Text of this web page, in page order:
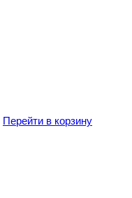
Перейти в корзину